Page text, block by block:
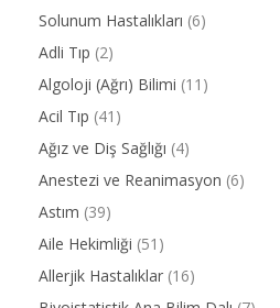
Solunum Hastalıkları (6)
Adli Tıp (2)
Algoloji (Ağrı) Bilimi (11)
Acil Tıp (41)
Ağız ve Diş Sağlığı (4)
Anestezi ve Reanimasyon (6)
Astım (39)
Aile Hekimliği (51)
Allerjik Hastalıklar (16)